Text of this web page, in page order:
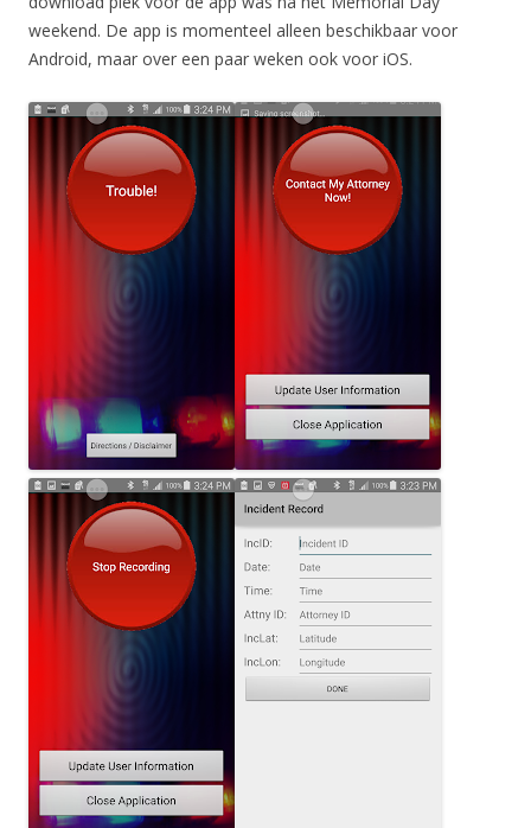
weekend. De app is momenteel alleen beschikbaar voor
Android, maar over een paar weken ook voor iOS.